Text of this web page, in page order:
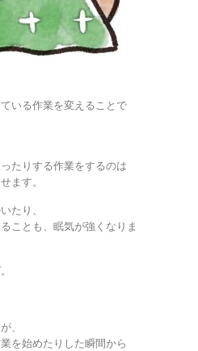
いる作業を変えることで
たりする作業をするのは
ます。
たり、
ことも、眠気が強くなりま
、
を始めたりした瞬間から